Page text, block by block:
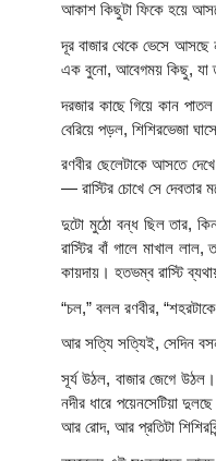
আকাশ কিছুটা ফিকে হয়ে
দূর বাজার থেকে ভেসে
এক বুনো, আবেগময় কিছু, যা
দরজার কাছে গিয়ে কান
বেরিয়ে পড়ল, শিশিরভেজা
রণবীর ছেলেটাকে আসতে
— রাস্টির চোখে সে
দুটো মুঠো বন্ধ ছিল তার,
রাস্টির বাঁ গালে মাখাল
কায়দায়। হতভম্ব রাস্টি
“চল,” বলল রণবীর,
আর সত্যি সত্যিই, সেদিন
সূর্য উঠল, বাজার জেগে
নদীর ধারে পয়েনসেটিয়া
আর রোদ, আর প্রতিটা